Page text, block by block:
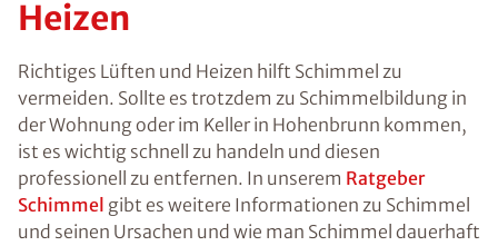
Heizen
Richtiges Lüften und Heizen hilft Schimmel zu
vermeiden. Sollte es trotzdem zu Schimmelbildung in
der Wohnung oder im Keller in Hohenbrunn kommen,
ist es wichtig schnell zu handeln und diesen
professionell zu entfernen. In unserem Ratgeber
Schimmel gibt es weitere Informationen zu Schimmel
und seinen Ursachen und wie man Schimmel dauerhaft